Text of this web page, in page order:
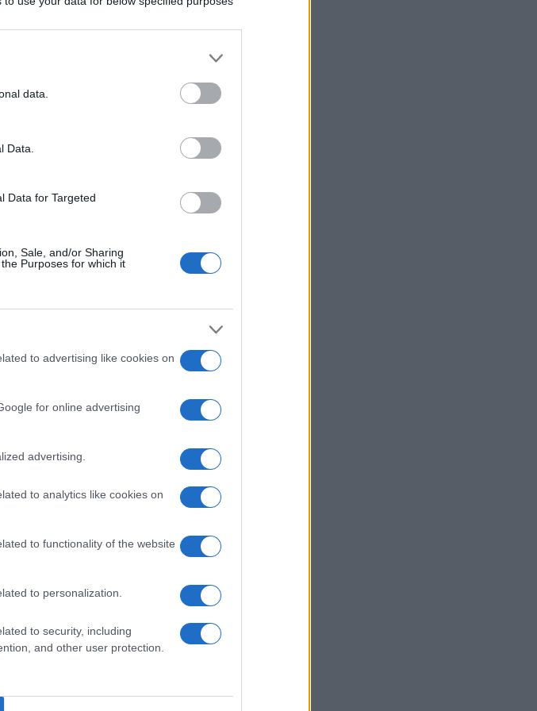
data.
Data.
Data for Targeted
Sale, and/or Sharing
Purposes for which it
to advertising like cookies on
for online advertising
advertising.
to analytics like cookies on
to functionality of the website
to personalization.
to security, including
and other user protection.